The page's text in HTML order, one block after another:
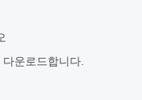
운로드합니다.